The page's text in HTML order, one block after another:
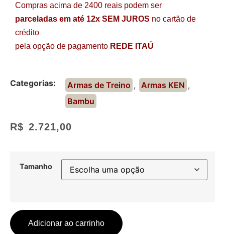
Compras acima de 2400 reais podem ser
parceladas em até 12x SEM JUROS no cartão de
crédito
pela opção de pagamento REDE ITAÚ
Categorias: Armas de Treino , Armas KEN ,
Bambu
R$ 2.721,00
Tamanho
Adicionar ao carrinho